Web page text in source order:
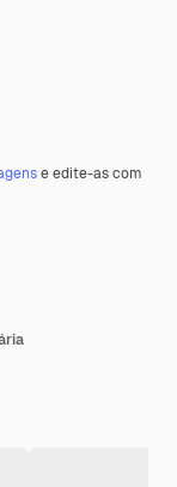
e edite-as com